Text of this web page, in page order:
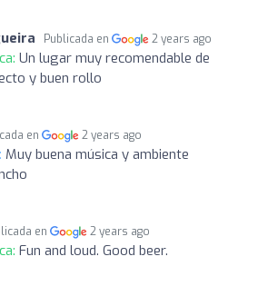
Publicada en 2 years ago
Un lugar muy recomendable de
y buen rollo
en 2 years ago
Muy buena música y ambiente
en 2 years ago
Fun and loud. Good beer.